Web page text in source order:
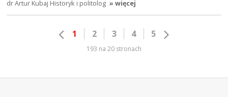
dr Artur Kubaj Historyk i politolog » więcej
1 2 3 4 5
193 na 20 stronach